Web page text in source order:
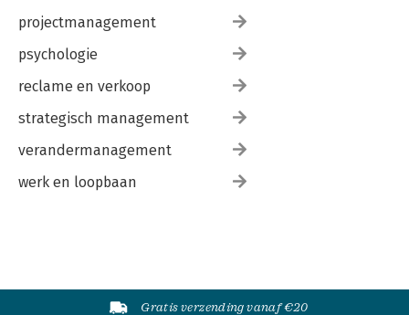
projectmanagement
psychologie
reclame en verkoop
strategisch management
verandermanagement
werk en loopbaan
Gratis verzending vanaf €20